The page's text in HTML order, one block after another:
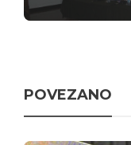
POVEZANO